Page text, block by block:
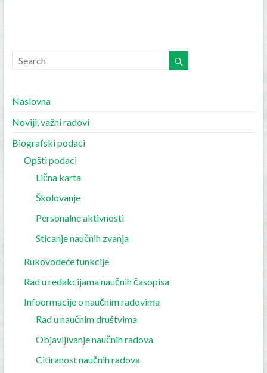
Naslovna
Noviji, važni radovi
Biografski podaci
Opšti podaci
Lična karta
Školovanje
Personalne aktivnosti
Sticanje naučnih zvanja
Rukovodeće funkcije
Rad u redakcijama naučnih časopisa
Infoormacije o naučnim radovima
Rad u naučnim društvima
Objavljivanje naučnih radova
Citiranost naučnih radova